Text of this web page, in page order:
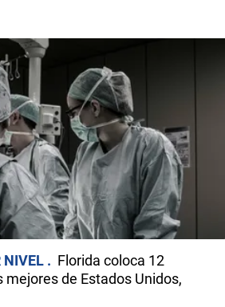
NIVEL
Florida coloca 12
mejores de Estados Unidos,